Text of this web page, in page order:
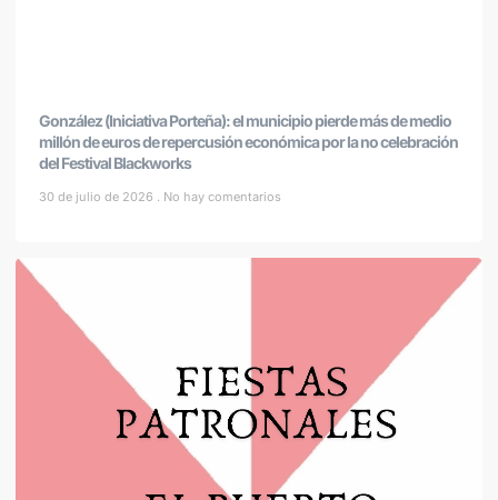
González (Iniciativa Porteña): el municipio pierde más de medio
millón de euros de repercusión económica por la no celebración
del Festival Blackworks
30 de julio de 2026 No hay comentarios